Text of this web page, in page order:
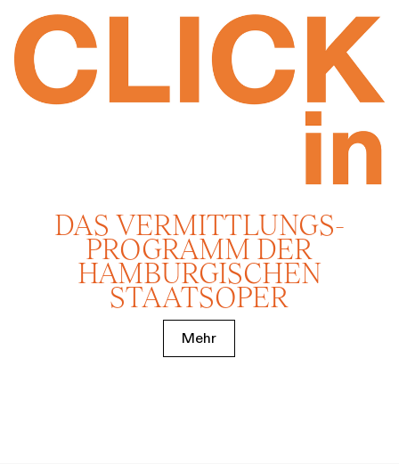
DAS VERMITTLUNGS­
PROGRAMM DER
HAMBURGISCHEN
STAATSOPER
Mehr